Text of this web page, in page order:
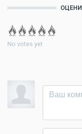
No votes yet